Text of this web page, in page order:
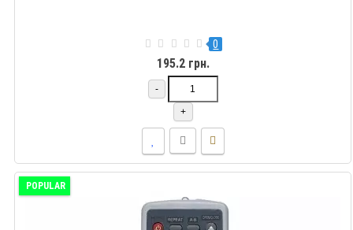
0
195.2 грн.
-
+
POPULAR